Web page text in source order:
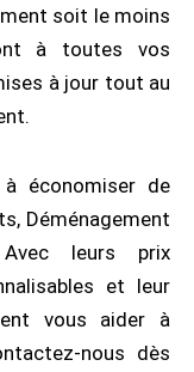
soit le moins
à toutes vos
à jour tout au
économiser de
Déménagement
leurs prix
et leur
vous aider à
nous dès